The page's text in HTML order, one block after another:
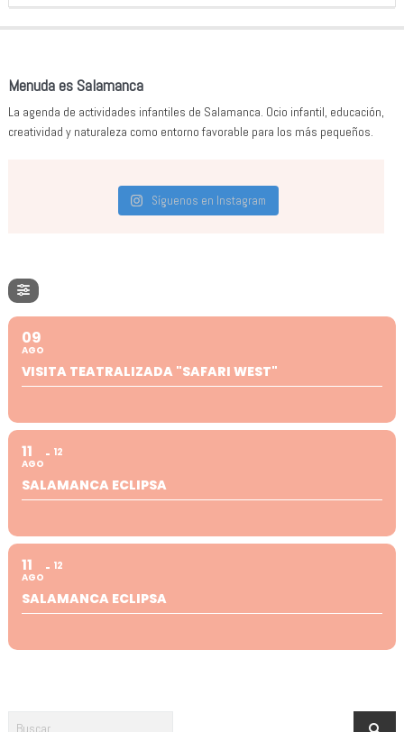
Menuda es Salamanca
La agenda de actividades infantiles de Salamanca. Ocio infantil, educación,
creatividad y naturaleza como entorno favorable para los más pequeños.
Síguenos en Instagram
09
AGO
VISITA TEATRALIZADA "SAFARI WEST"
11
AGO
12
SALAMANCA ECLIPSA
11
AGO
12
SALAMANCA ECLIPSA